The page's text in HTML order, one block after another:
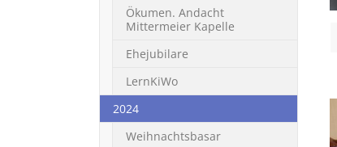
Ökumen. Andacht
Mittermeier Kapelle
Ehejubilare
LernKiWo
2024
Weihnachtsbasar